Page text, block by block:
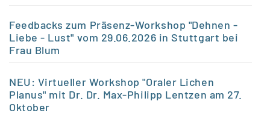
Feedbacks zum Präsenz-Workshop "Dehnen -
Liebe - Lust" vom 29.06.2026 in Stuttgart bei
Frau Blum
NEU: Virtueller Workshop "Oraler Lichen
Planus" mit Dr. Dr. Max-Philipp Lentzen am 27.
Oktober